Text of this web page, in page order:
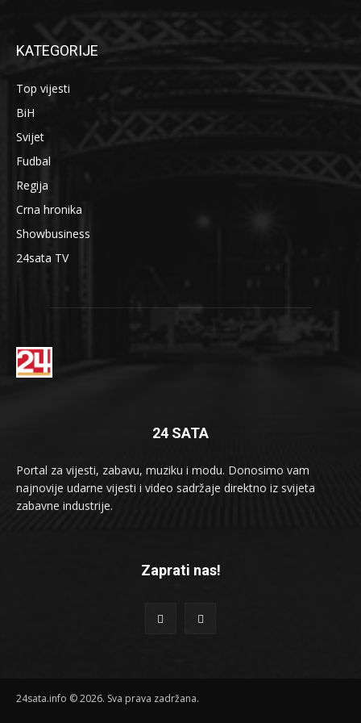
KATEGORIJE
Top vijesti
BiH
Svijet
Fudbal
Regija
Crna hronika
Showbusiness
24sata TV
24 SATA
Portal za vijesti, zabavu, muziku i modu. Donosimo vam
najnovije udarne vijesti i video sadržaje direktno iz svijeta
zabavne industrije.
Zaprati nas!
24sata.info © 2026. Sva prava zadržana.